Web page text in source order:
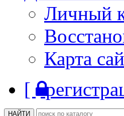
Личный
Карта
[